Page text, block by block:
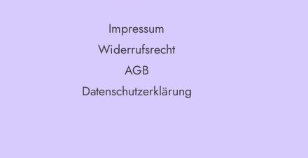
Impressum
Widerrufsrecht
AGB
Datenschutzerklärung